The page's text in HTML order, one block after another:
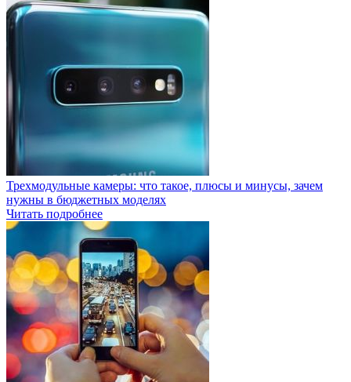
Трехмодульные камеры: что такое, плюсы и минусы, зачем
нужны в бюджетных моделях
Читать подробнее